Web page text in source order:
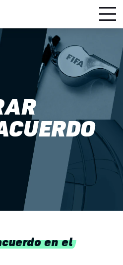
en el